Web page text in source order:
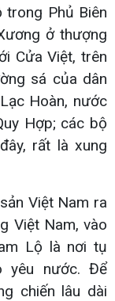
Phủ Biên
ở thượng
Cửa Việt, trên
sá của dân
Hoàn, nước
Hợp; các bộ
rất là xung
Việt Nam ra
Việt Nam, vào
Lộ là nơi tụ
yêu nước. Để
chiến lâu dài